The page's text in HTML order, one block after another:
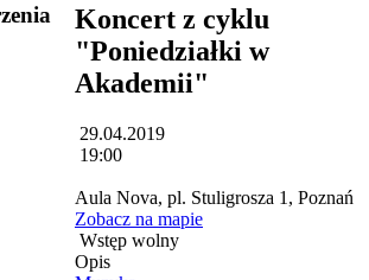
Koncert z cyklu
"Poniedziałki w
Akademii"
29.04.2019
19:00
Aula Nova, pl. Stuligrosza 1, Poznań
Zobacz na mapie
Wstęp wolny
Opis